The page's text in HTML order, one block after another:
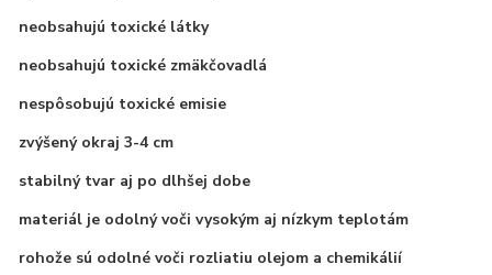
neobsahujú toxické látky
neobsahujú toxické zmäkčovadlá
nespôsobujú toxické emisie
zvýšený okraj 3-4 cm
stabilný tvar aj po dlhšej dobe
materiál je odolný voči vysokým aj nízkym teplotám
rohože sú odolné voči rozliatiu olejom a chemikálií